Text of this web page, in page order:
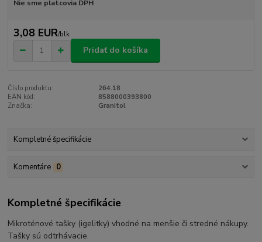
Nie sme platcovia DPH
3,08 EUR/blk
Pridať do košíka
Číslo produktu:
264.18
EAN kód:
8588000393800
Značka:
Granitol
Kompletné špecifikácie
Komentáre 0
Kompletné špecifikácie
Mikroténové tašky (igelitky) vhodné na menšie či stredné nákupy.
Tašky sú odtrhávacie.